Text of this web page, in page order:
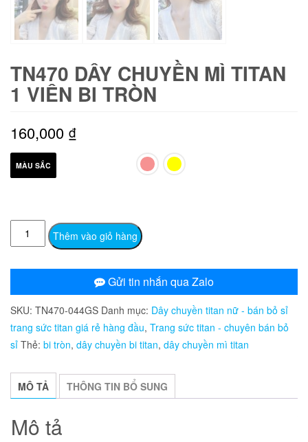
TN470 DÂY CHUYỀN MÌ TITAN
1 VIÊN BI TRÒN
160,000 ₫
MÀU SẮC
TN470
Dây
titan
1
viên
bi
số
lượng
Thêm vào giỏ hàng
Gửi tin nhắn qua Zalo
SKU: TN470-044GS Danh mục: Dây chuyền titan nữ - bán bỏ sỉ
trang sức titan giá rẻ hàng đầu, Trang sức titan - chuyên bán bỏ
sỉ Thẻ: bi tròn, dây chuyền bi titan, dây chuyền mì titan
MÔ TẢ THÔNG TIN BỔ SUNG
Mô tả